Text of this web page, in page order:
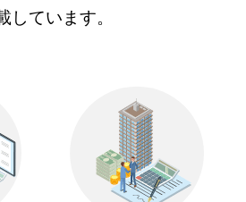
しています。